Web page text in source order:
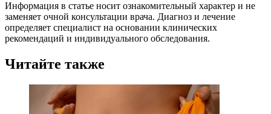
Информация в статье носит ознакомительный характер и не
заменяет очной консультации врача. Диагноз и лечение
определяет специалист на основании клинических
рекомендаций и индивидуального обследования.
Читайте также